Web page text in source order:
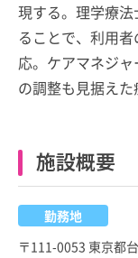
現する。理学療
ることで、利用
応。ケアマネジ
の調整も見据えた
施設概要
勤務地
〒111-0053 東京都